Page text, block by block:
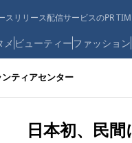
スリリース配信サービスのPR
メ ビューティーファッション
ティアセンター
日本初、民